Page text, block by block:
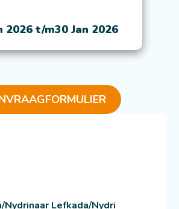
2026 t/m30 Jan 2026
Nydrinaar Lefkada/Nydri